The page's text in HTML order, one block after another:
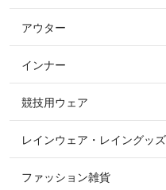
フルグリップ・尻革 キュ
ニーグリップ・膝革 キュ
すべてのトップス
ポロシャツ
カットソー・Tシャツ・タ
アウター
すべてのアウター
コート
ジャケット・ブルゾン
インナー
競技用ウェア
すべての競技用ウェア
ショージャケット
レインウェア・レイングッズ
ファッション雑貨